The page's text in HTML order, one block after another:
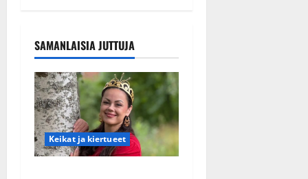
SAMANLAISIA JUTTUJA
Keikat ja kiertueet